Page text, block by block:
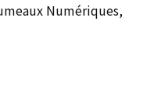
Numériques,